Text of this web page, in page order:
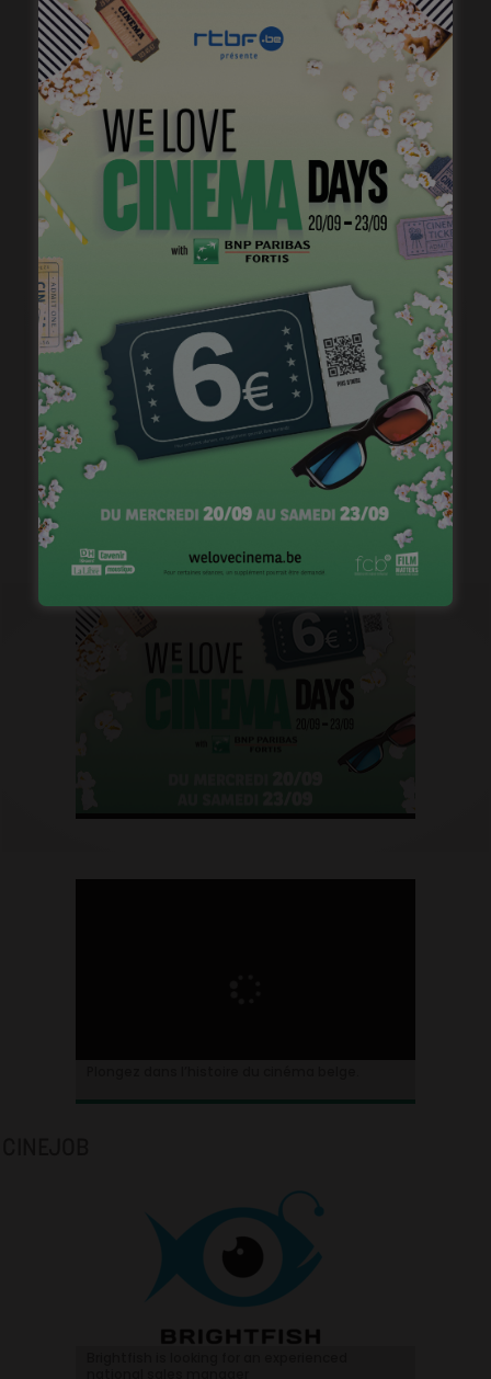
Belgian Fantastic Pitchbox Session, appel à projets
de longs métrages
janvier 18, 2023
« Camille » et « Shams » dans Tout Court
janvier 18, 2023